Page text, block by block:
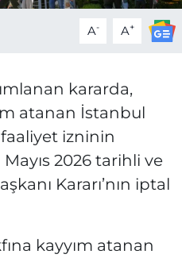
A- A+
kararda,
atanan İstanbul
izninin
Mayıs 2026 tarihli ve
Kararı’nın iptal
kayyım atanan